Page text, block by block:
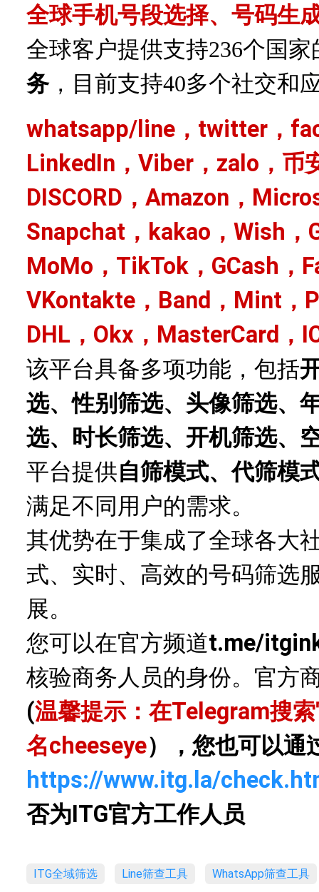
全球手机号段选择、号码生
全球客户提供支持236个国
务，目前支持40多个社交和
whatsapp/line，twitter，
LinkedIn，Viber，zalo，币
DISCORD，Amazon，
Snapchat，kakao，Wish，
MoMo，TikTok，GCash，
VKontakte，Band，Mint，
DHL，Okx，MasterCard，
该平台具备多项功能，包括
选、性别筛选、头像筛选、
选、时长筛选、开机筛选、
平台提供自筛模式、代筛模
满足不同用户的需求。
其优势在于集成了全球各大
式、实时、高效的号码筛选
展。
您可以在官方频道t.me/
核验商务人员的身份。官方
(温馨提示：在Telegram搜
名cheeseye），您也可以通
https://www.itg.la/
否为ITG官方工作人员
ITG全域筛选 Line筛查工具 WhatsApp筛查工具